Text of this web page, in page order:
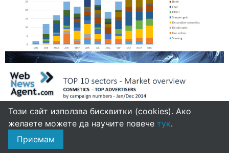
Този сайт използва бисквитки (cookies). Ако
желаете можете да научите повече тук.
Приемам